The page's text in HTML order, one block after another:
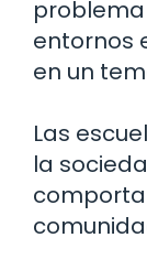
entornos
en un
Las
la